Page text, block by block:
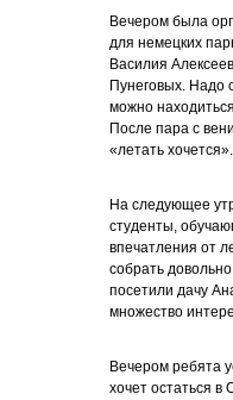
Вечером была
для немецких
Василия
Пунеговых. Надо
можно
После пара с
«летать
На следующее
студенты,
впечатления от
собрать
посетили дачу
множество
Вечером ребята
хочет остаться